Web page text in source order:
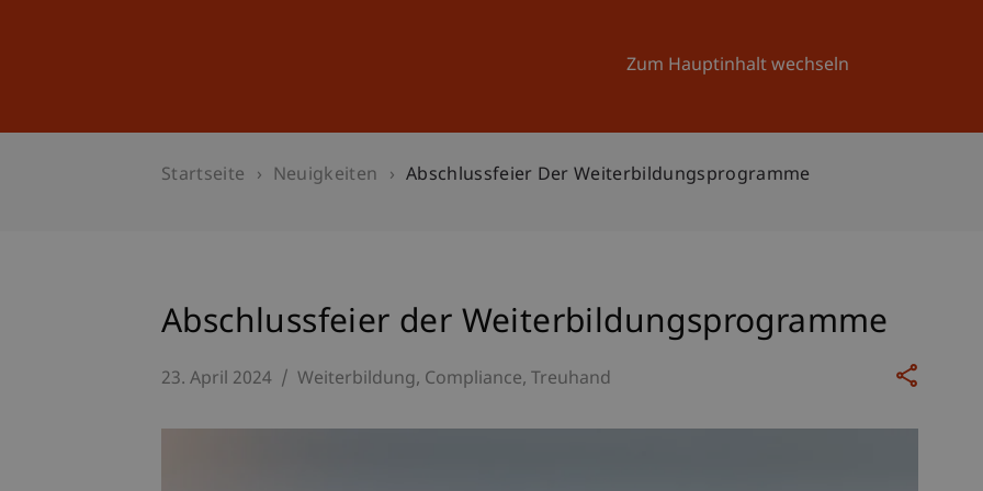
Zum Hauptinhalt wechseln
Universität Aktuelles
Startseite Neuigkeiten Abschlussfeier Der Weiterbildungsprogramme
Abschlussfeier der Weiterbildungsprogramme
23. April 2024 Weiterbildung Compliance Treuhand